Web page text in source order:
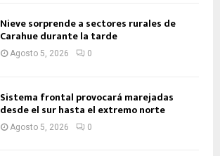
Nieve sorprende a sectores rurales de
Carahue durante la tarde
Agosto 5, 2026 0
Sistema frontal provocará marejadas
desde el sur hasta el extremo norte
Agosto 5, 2026 0